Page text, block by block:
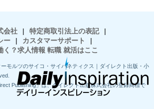
会社 | 特定商取引法上の表記
|
ー
| カスタマーサポート
|
く？求人情報 転職 就活はここ
モルツのサイコ・サイバネティクス｜ダイレクト出版・小
Publishing」は、ダイレクト出版株式会社の登録商標で